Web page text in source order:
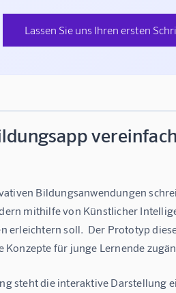
Lassen Sie uns Ihren ersten
Bildungsanwendungen
mithilfe von Künstlicher
erleichtern soll.  Der Prototyp
Konzepte für junge Lernende
steht die interaktive Darstellung